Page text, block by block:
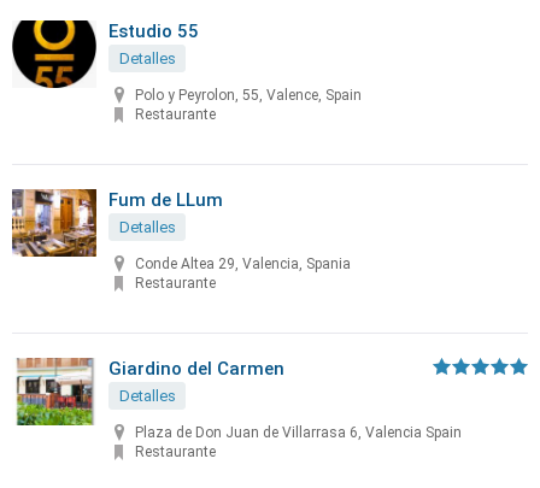
Estudio 55
Detalles
Polo y Peyrolon, 55, Valence, Spain
Restaurante
Fum de LLum
Detalles
Conde Altea 29, Valencia, Spania
Restaurante
Giardino del Carmen
Detalles
Plaza de Don Juan de Villarrasa 6, Valencia Spain
Restaurante